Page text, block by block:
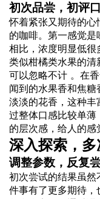
初次品尝，初评
怀着紧张又期待的
的咖啡。第一感觉
相比，浓度明显低很
类似柑橘类水果的
可以忽略不计 。在
闻到的水果香和焦
淡淡的花香，这种
过整体口感比较单薄
的层次感，给人的感
深入探索，
调整参数，反复
初次尝试的结果虽
件事有了更多期待